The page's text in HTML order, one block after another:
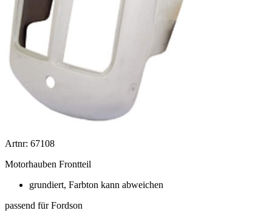
Artnr: 67108
Motorhauben Frontteil
grundiert, Farbton kann abweichen
passend für Fordson